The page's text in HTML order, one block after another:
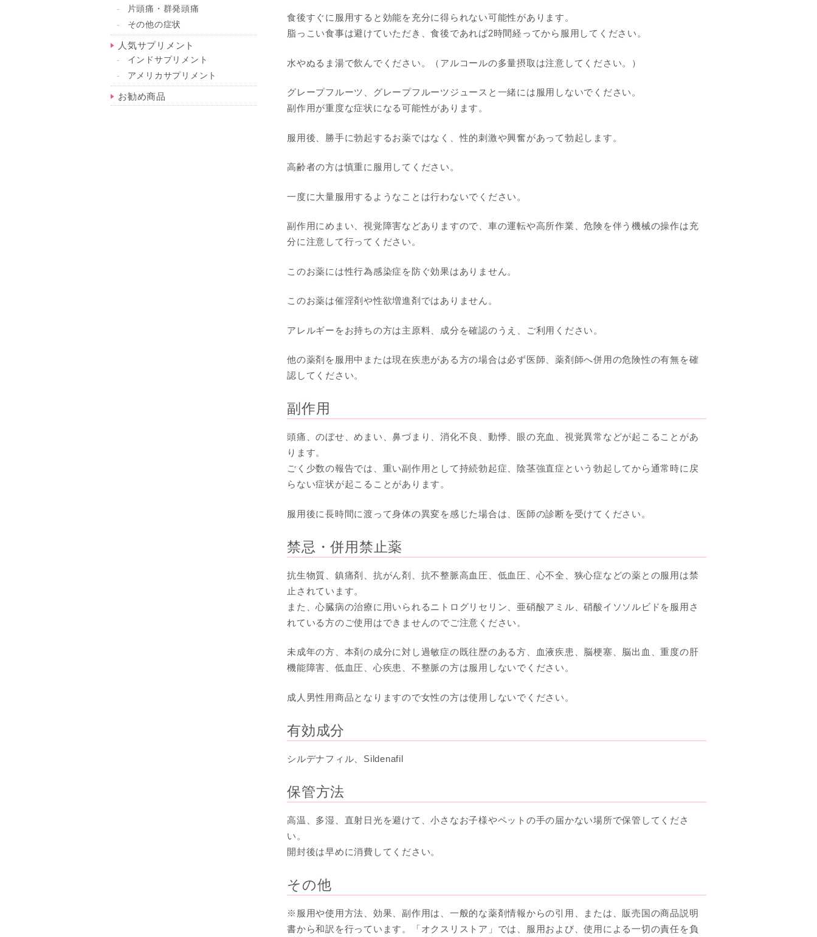
食後すぐに服用すると効能を充分に得られない可能性があります。
脂っこい食事は避けていただき、食後であれば2時間経ってから服用してください。
水やぬるま湯で飲んでください。（アルコールの多量摂取は注意してください。）
グレープフルーツ、グレープフルーツジュースと一緒には服用しないでください。
副作用が重度な症状になる可能性があります。
服用後、勝手に勃起するお薬ではなく、性的刺激や興奮があって勃起します。
高齢者の方は慎重に服用してください。
一度に大量服用するようなことは行わないでください。
副作用にめまい、視覚障害などありますので、車の運転や高所作業、危険を伴う機械の操作は充
分に注意して行ってください。
このお薬には性行為感染症を防ぐ効果はありません。
このお薬は催淫剤や性欲増進剤ではありません。
アレルギーをお持ちの方は主原料、成分を確認のうえ、ご利用ください。
他の薬剤を服用中または現在疾患がある方の場合は必ず医師、薬剤師へ併用の危険性の有無を確
認してください。
副作用
頭痛、のぼせ、めまい、鼻づまり、消化不良、動悸、眼の充血、視覚異常などが起こることがあ
ります。
ごく少数の報告では、重い副作用として持続勃起症、陰茎強直症という勃起してから通常時に戻
らない症状が起こることがあります。
服用後に長時間に渡って身体の異変を感じた場合は、医師の診断を受けてください。
禁忌・併用禁止薬
抗生物質、鎮痛剤、抗がん剤、抗不整脈高血圧、低血圧、心不全、狭心症などの薬との服用は禁
止されています。
また、心臓病の治療に用いられるニトログリセリン、亜硝酸アミル、硝酸イソソルビドを服用さ
れている方のご使用はできませんのでご注意ください。
未成年の方、本剤の成分に対し過敏症の既往歴のある方、血液疾患、脳梗塞、脳出血、重度の肝
機能障害、低血圧、心疾患、不整脈の方は服用しないでください。
成人男性用商品となりますので女性の方は使用しないでください。
有効成分
シルデナフィル、Sildenafil
保管方法
高温、多湿、直射日光を避けて、小さなお子様やペットの手の届かない場所で保管してくださ
い。
開封後は早めに消費してください。
その他
※服用や使用方法、効果、副作用は、一般的な薬剤情報からの引用、または、販売国の商品説明
書から和訳を行っています。「オクスリストア」では、服用および、使用による一切の責任を負
片頭痛・群発頭痛
その他の症状
人気サプリメント
インドサプリメント
アメリカサプリメント
お勧め商品